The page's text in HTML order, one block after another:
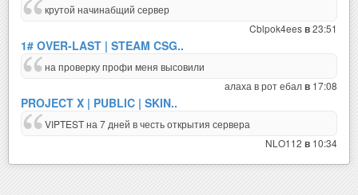
крутой начинабщий сервер
Cblpok4eesв23:51
1# OVER-LAST | STEAM CSG..
на проверку профи меня высовили
алаха в рот ебалв 17:08
PROJECT X | PUBLIC | SKIN..
VIPTEST на 7 дней в честь открытия сервера
NLO112 в 10:34